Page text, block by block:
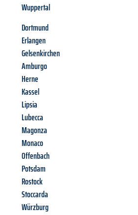
Wuppertal
Dortmund
Erlangen
Gelsenkirchen
Amburgo
Herne
Kassel
Lipsia
Lubecca
Magonza
Monaco
Offenbach
Potsdam
Rostock
Stoccarda
Würzburg